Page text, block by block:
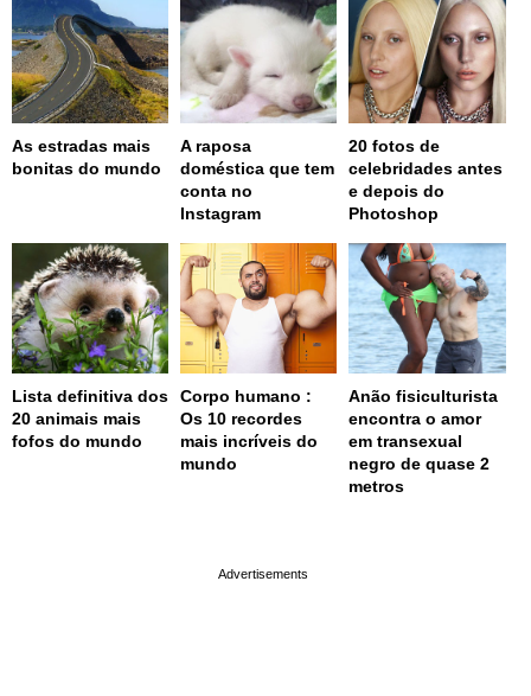
As estradas mais
bonitas do mundo
A raposa
doméstica que tem
conta no
Instagram
20 fotos de
celebridades antes
e depois do
Photoshop
Lista definitiva dos
20 animais mais
fofos do mundo
Corpo humano :
Os 10 recordes
mais incríveis do
mundo
Anão fisiculturista
encontra o amor
em transexual
negro de quase 2
metros